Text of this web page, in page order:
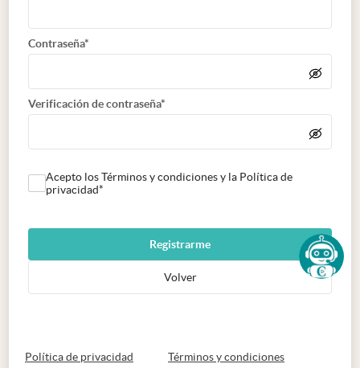
Contraseña*
Verificación de contraseña*
Acepto los Términos y condiciones y la Política de
privacidad*
Registrarme
Volver
Política de privacidad abre en nueva pestaña
Términos y condicionesabre en nueva